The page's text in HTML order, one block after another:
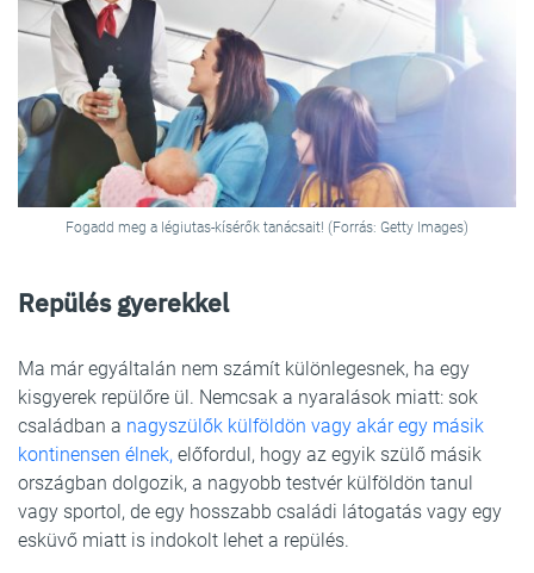
Fogadd meg a légiutas-kísérők tanácsait! (Forrás: Getty Images)
Repülés gyerekkel
Ma már egyáltalán nem számít különlegesnek, ha egy
kisgyerek repülőre ül. Nemcsak a nyaralások miatt: sok
családban a nagyszülők külföldön vagy akár egy másik
kontinensen élnek, előfordul, hogy az egyik szülő másik
országban dolgozik, a nagyobb testvér külföldön tanul
vagy sportol, de egy hosszabb családi látogatás vagy egy
esküvő miatt is indokolt lehet a repülés.